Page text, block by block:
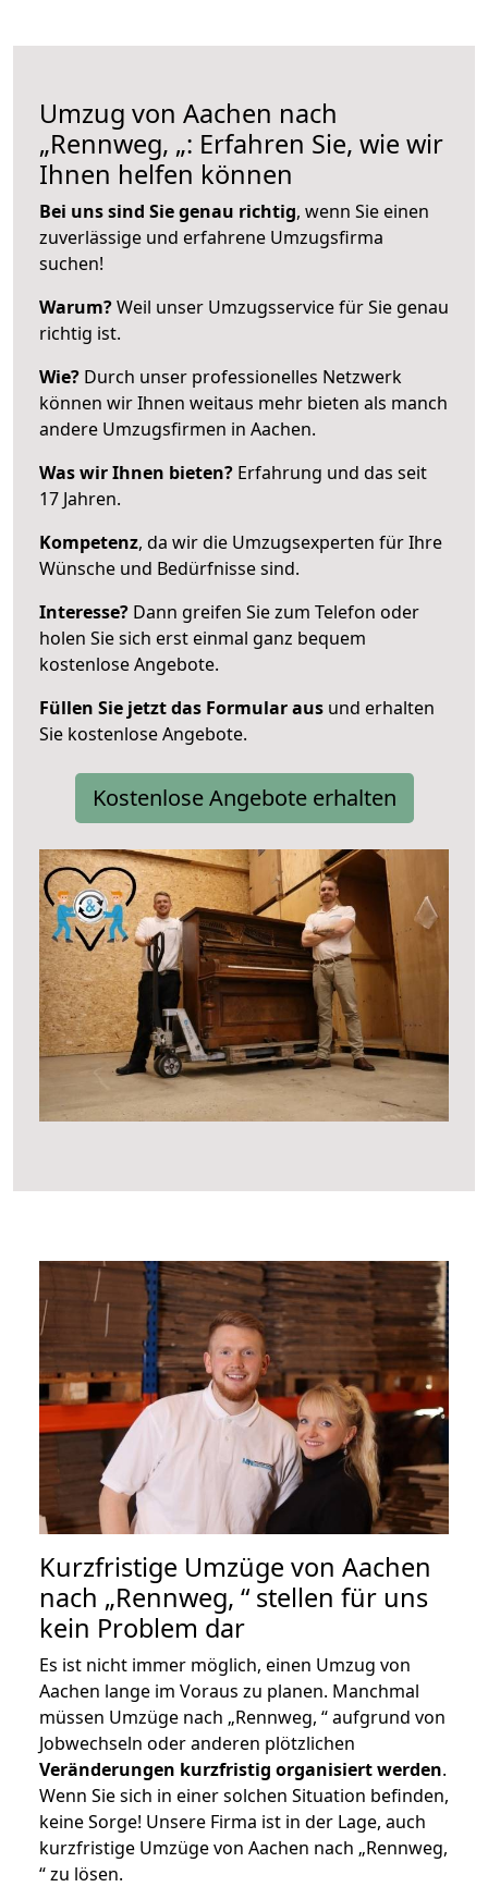
Umzug von Aachen nach
„Rennweg, „: Erfahren Sie, wie wir
Ihnen helfen können
Bei uns sind Sie genau richtig, wenn Sie einen
zuverlässige und erfahrene Umzugsfirma
suchen!
Warum?Weil unser Umzugsservice für Sie genau
richtig ist.
Wie? Durch unser professionelles Netzwerk
können wir Ihnen weitaus mehr bieten als manch
andere Umzugsfirmen in Aachen.
Was wir Ihnen bieten? Erfahrung und das seit
17 Jahren.
Kompetenz, da wir die Umzugsexperten für Ihre
Wünsche und Bedürfnisse sind.
Interesse? Dann greifen Sie zum Telefon oder
holen Sie sich erst einmal ganz bequem
kostenlose Angebote.
Füllen Sie jetzt das Formular aus und erhalten
Sie kostenlose Angebote.
Kostenlose Angebote erhalten
Kurzfristige Umzüge von Aachen
nach „Rennweg, “ stellen für uns
kein Problem dar
Es ist nicht immer möglich, einen Umzug von
Aachen lange im Voraus zu planen. Manchmal
müssen Umzüge nach „Rennweg, “ aufgrund von
Jobwechseln oder anderen plötzlichen
Veränderungen kurzfristig organisiert werden.
Wenn Sie sich in einer solchen Situation befinden,
keine Sorge! Unsere Firma ist in der Lage, auch
kurzfristige Umzüge von Aachen nach „Rennweg,
“ zu lösen.